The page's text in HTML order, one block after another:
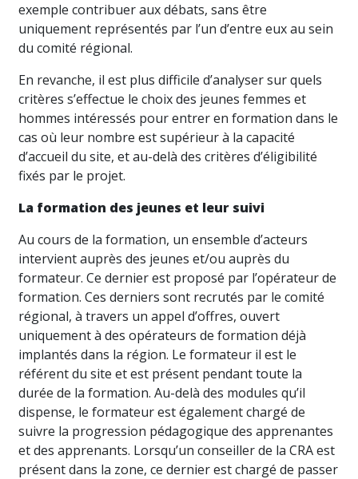
exemple contribuer aux débats, sans être
uniquement représentés par l’un d’entre eux au sein
du comité régional.
En revanche, il est plus difficile d’analyser sur quels
critères s’effectue le choix des jeunes femmes et
hommes intéressés pour entrer en formation dans le
cas où leur nombre est supérieur à la capacité
d’accueil du site, et au-delà des critères d’éligibilité
fixés par le projet.
La formation des jeunes et leur suivi
Au cours de la formation, un ensemble d’acteurs
intervient auprès des jeunes et/ou auprès du
formateur. Ce dernier est proposé par l’opérateur de
formation. Ces derniers sont recrutés par le comité
régional, à travers un appel d’offres, ouvert
uniquement à des opérateurs de formation déjà
implantés dans la région. Le formateur il est le
référent du site et est présent pendant toute la
durée de la formation. Au-delà des modules qu’il
dispense, le formateur est également chargé de
suivre la progression pédagogique des apprenantes
et des apprenants. Lorsqu’un conseiller de la CRA est
présent dans la zone, ce dernier est chargé de passer